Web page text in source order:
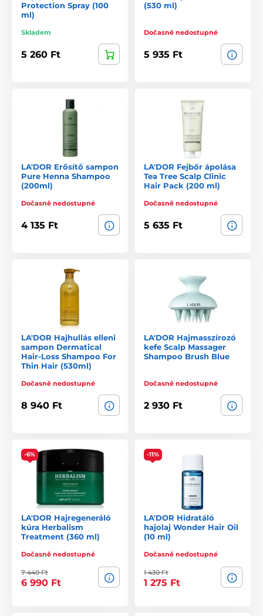
Protection Spray (100
ml)
Skladem
5 260 Ft
(530 ml)
Dočasně nedostupné
5 935 Ft
LA'DOR Erősítő sampon
Pure Henna Shampoo
(200ml)
Dočasně nedostupné
4 135 Ft
LA'DOR Fejbőr ápolása
Tea Tree Scalp Clinic
Hair Pack (200 ml)
Dočasně nedostupné
5 635 Ft
LA'DOR Hajhullás elleni
sampon Dermatical
Hair-Loss Shampoo For
Thin Hair (530ml)
Dočasně nedostupné
8 940 Ft
LA'DOR Hajmasszírozó
kefe Scalp Massager
Shampoo Brush Blue
Dočasně nedostupné
2 930 Ft
-6%
LA'DOR Hajregeneráló
kúra Herbalism
Treatment (360 ml)
Dočasně nedostupné
7 440 Ft
6 990 Ft
-11%
LA'DOR Hidratáló
hajolaj Wonder Hair Oil
(10 ml)
Dočasně nedostupné
1 430 Ft
1 275 Ft